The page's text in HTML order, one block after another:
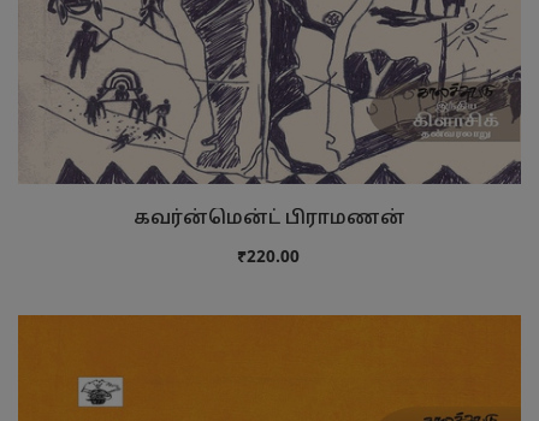
கவர்ன்மென்ட் பிராமணன்
₹220.00